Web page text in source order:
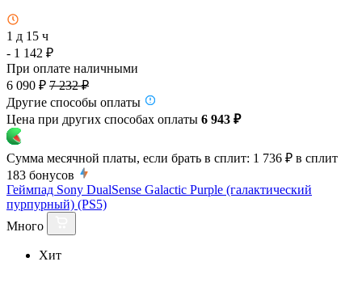
1 д 15 ч
- 1 142 ₽
При оплате наличными
6 090 ₽ 7 232 ₽
Другие способы оплаты
Цена при других способах оплаты 6 943 ₽
Сумма месячной платы, если брать в сплит: 1 736 ₽ в сплит
183 бонусов
Геймпад Sony DualSense Galactic Purple (галактический
пурпурный) (PS5)
Много
Хит